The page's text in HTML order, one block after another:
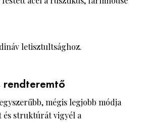
letisztultsághoz.
rendteremtő
mégis legjobb módja
és struktúrát vigyél a